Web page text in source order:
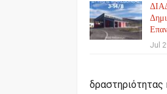
Jul
δραστηριότητας